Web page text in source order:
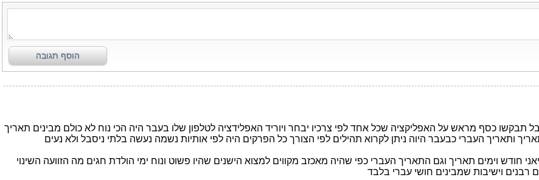
הוסף תגובה
כסף מראש על האפליקציה שכל אחד לפי צרכיו יבחר ויוריד האפלידציה לטלפון שלו בעבר היה הכי נוח לא כולם מבינים תאריך
ותאריך העברי כבעבר היוה ניתן לקרוא תהילים לפי הצורך כל הפרקים היה לפי אותיות נשמה נעשה בלתי ניסבל ולא נעים
חודש וימים תאריך וגם התאריך העברי כפי שהיה מאכזב מקווים למצוא הישנים שהיו פשוט ונוח ימי הולדת חגים מה הזוועה השינוי
וישיבות שמבינים חושי עברי בלבד